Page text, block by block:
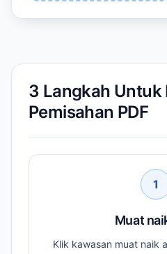
3 Langkah Untuk
Pemisahan PDF
1
Muat
Klik kawasan muat naik